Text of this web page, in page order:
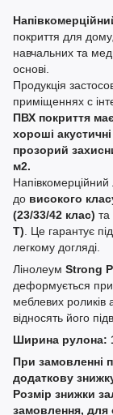
покриття для дому,
навчальних та
основі.
Продукція
приміщеннях с
ПВХ покриття
хороші
прозорий
м2.
Напівкомерційний
до високого
(23/33/42 клас) та
Т). Це гарантує
легкому догляді.
Лінолеум Strong
деформується при
меблевих роликів
відносять його
Ширина рулона:
При замовленні
додаткову
Розмір знижки
замовлення, для